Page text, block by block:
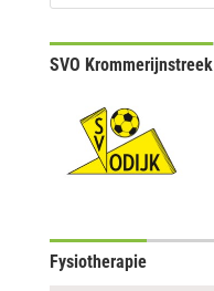
SVO Krommerijnstreek
Fysiotherapie